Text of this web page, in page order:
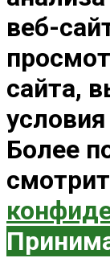
веб-
сайта,
Более